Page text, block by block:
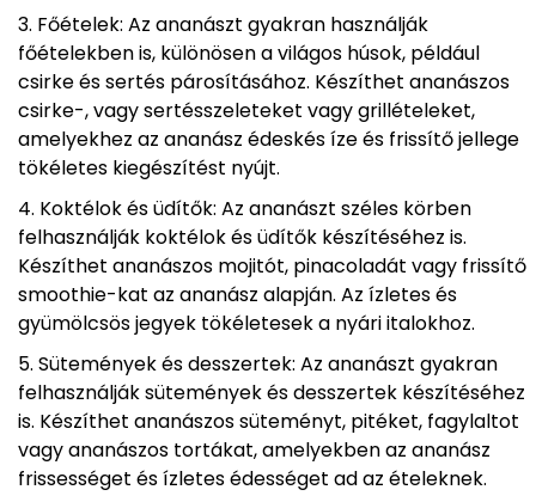
Főételek: Az ananászt gyakran használják
főételekben is, különösen a világos húsok, például
csirke és sertés párosításához. Készíthet ananászos
csirke-, vagy sertésszeleteket vagy grillételeket,
amelyekhez az ananász édeskés íze és frissítő jellege
tökéletes kiegészítést nyújt.
Koktélok és üdítők: Az ananászt széles körben
felhasználják koktélok és üdítők készítéséhez is.
Készíthet ananászos mojitót, pinacoladát vagy frissítő
smoothie-kat az ananász alapján. Az ízletes és
gyümölcsös jegyek tökéletesek a nyári italokhoz.
Sütemények és desszertek: Az ananászt gyakran
felhasználják sütemények és desszertek készítéséhez
is. Készíthet ananászos süteményt, pitéket, fagylaltot
vagy ananászos tortákat, amelyekben az ananász
frissességet és ízletes édességet ad az ételeknek.